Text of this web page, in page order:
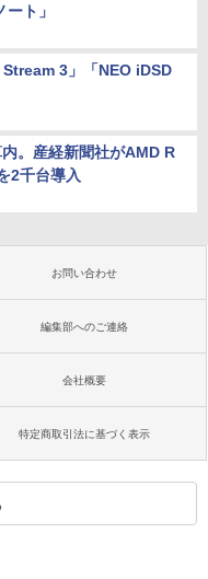
ート」
3」「NEO iDSD
。産経新聞社がAMD R
2千台導入
お問い合わせ
編集部へのご連絡
会社概要
特定商取引法に基づく表示